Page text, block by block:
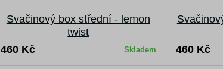
Svačinový box střední - lemon
twist
460 Kč
Skladem 460 Kč